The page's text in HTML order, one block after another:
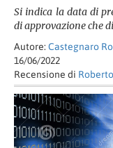
Si indica la data di
di approvazione che
Autore: Castegnaro
16/06/2022
Recensione di